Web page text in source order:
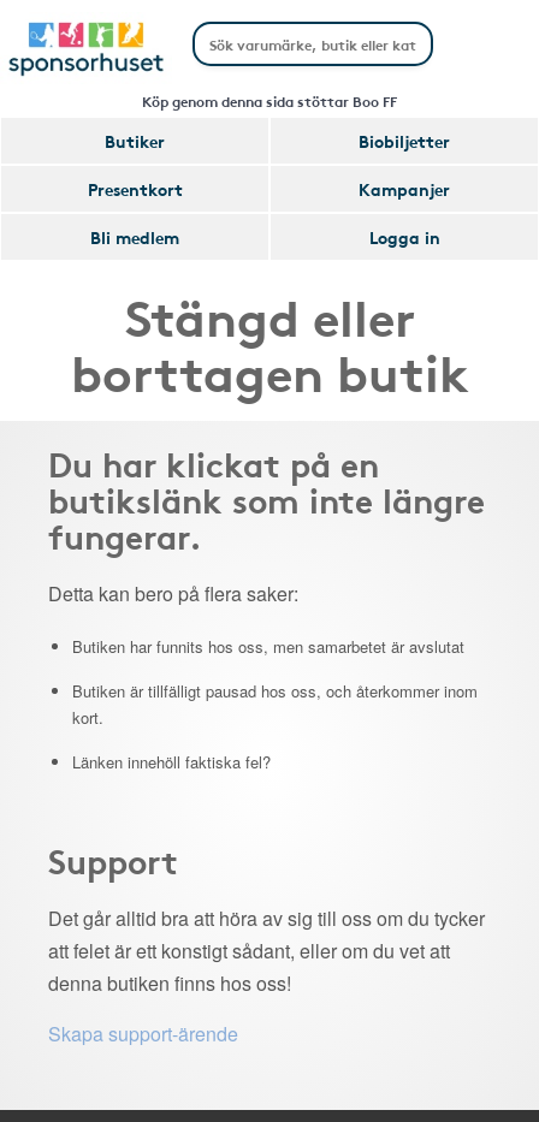
Köp genom denna sida stöttar Boo FF
Butiker
Biobiljetter
Presentkort
Kampanjer
Bli medlem
Logga in
Stängd eller
borttagen butik
Du har klickat på en
butikslänk som inte längre
fungerar.
Detta kan bero på flera saker:
Butiken har funnits hos oss, men samarbetet är avslutat
Butiken är tillfälligt pausad hos oss, och återkommer inom
kort.
Länken innehöll faktiska fel?
Support
Det går alltid bra att höra av sig till oss om du tycker
att felet är ett konstigt sådant, eller om du vet att
denna butiken finns hos oss!
Skapa support-ärende